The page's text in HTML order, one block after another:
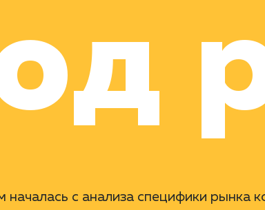
началась с анализа специфики рынка